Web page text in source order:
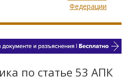
Федерации
по статье 53 АПК